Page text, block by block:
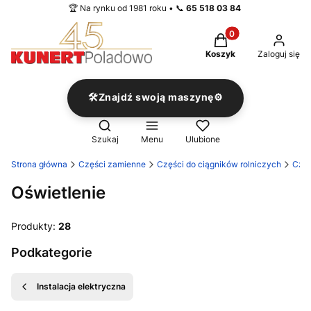
🏆 Na rynku od 1981 roku • 📞 65 518 03 84
Produkty w
Koszyk Zaloguj się
🛠️Znajdź swoją maszynę⚙️
Otwórz wyszukiwarkę
Szukaj Menu Ulubione
Strona główna Części zamienne Części do ciągników rolniczych
Oświetlenie
Produkty: 28
Podkategorie
Instalacja elektryczna